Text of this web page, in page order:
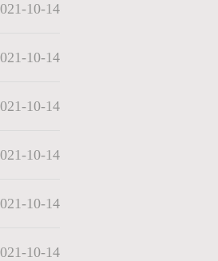
10-14
10-14
10-14
10-14
10-14
10-14